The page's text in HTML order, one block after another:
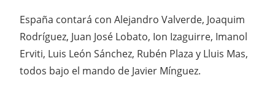
España contará con Alejandro Valverde, Joaquim
Rodríguez, Juan José Lobato, Ion Izaguirre, Imanol
Erviti, Luis León Sánchez, Rubén Plaza y Lluis Mas,
todos bajo el mando de Javier Mínguez.